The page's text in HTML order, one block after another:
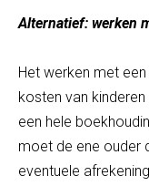
Alternatief: werken
Het werken met
kosten van
een hele
moet de ene ouder
eventuele